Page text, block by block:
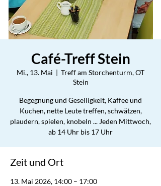
Café-Treff Stein
Mi., 13. Mai
  |
Treff am Storchenturm, OT
Stein
Begegnung und Geselligkeit, Kaffee und
Kuchen, nette Leute treffen, schwätzen,
plaudern, spielen, knobeln ... Jeden Mittwoch,
ab 14 Uhr bis 17 Uhr
Zeit und Ort
13. Mai 2026, 14:00 – 17:00